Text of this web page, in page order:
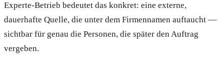
Experte-Betrieb bedeutet das konkret: eine externe,
dauerhafte Quelle, die unter dem Firmennamen auftaucht —
sichtbar für genau die Personen, die später den Auftrag
vergeben.